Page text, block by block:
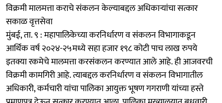
विक्रमी मालमत्ता कराचे संकलन केल्याबद्दल अधिकाऱ्यांचा सत्कार
सकाळ वृत्तसेवा
मुंबई, ता. ९ : महापालिकेच्या करनिर्धारण व संकलन विभागाकडून
आर्थिक वर्ष २०२४-२५मध्ये सहा हजार १९८ कोटी पाच लाख रुपये
इतक्या रकमेचे मालमत्ता करसंकलन करण्यात आले आहे. ही आजवरची
विक्रमी कामगिरी आहे. त्याबद्दल करनिर्धारण व संकलन विभागातील
अधिकारी, कर्मचारी यांचा पालिका आयुक्त भूषण गगराणी यांच्या हस्ते